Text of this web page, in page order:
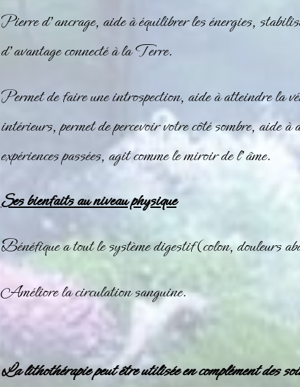
Pierre d’ancrage, aide à équilibrer les énergies,
d’avantage connecté à la Terre.
Permet de faire une introspection, aide à atteindre la
intérieurs, permet de percevoir votre côté sombre, aide à
expériences passées, agit comme le miroir de l’âme.
Ses bienfaits au niveau physique
Bénéfique a tout le système digestif (colon, douleurs
Améliore la circulation sanguine.
La lithothérapie peut être utilisée en complément des